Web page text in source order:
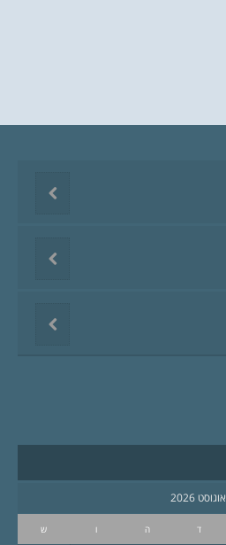
אוגוסט 2026
ד ה ו ש